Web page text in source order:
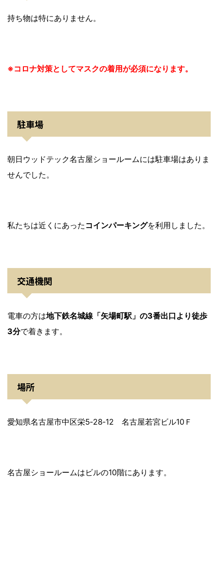
持ち物は特にありません。
※コロナ対策としてマスクの着用が必須になります。
駐車場
朝日ウッドテック名古屋ショールームには駐車場はありま
せんでした。
私たちは近くにあった コインパーキングを利用しました。
交通機関
電車の方は地下鉄名城線「矢場町駅」の3番出口より徒歩
3分で着きます。
場所
愛知県名古屋市中区栄5‐28‐12 名古屋若宮ビル10Ｆ
名古屋ショールームはビルの10階にあります。